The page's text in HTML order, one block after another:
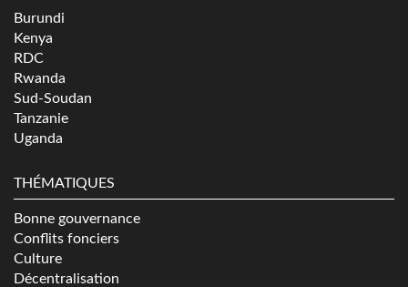
Burundi
Kenya
RDC
Rwanda
Sud-Soudan
Tanzanie
Uganda
THÉMATIQUES
Bonne gouvernance
Conflits fonciers
Culture
Décentralisation